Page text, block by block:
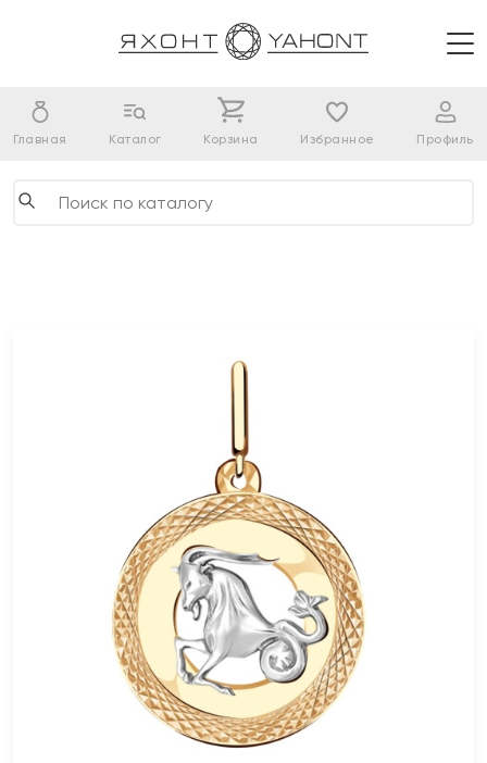
Главная Каталог Корзина Избранное Профиль